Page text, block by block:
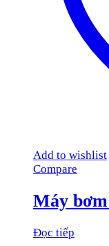
Add to wishlist
Compare
Máy
Đọc tiếp